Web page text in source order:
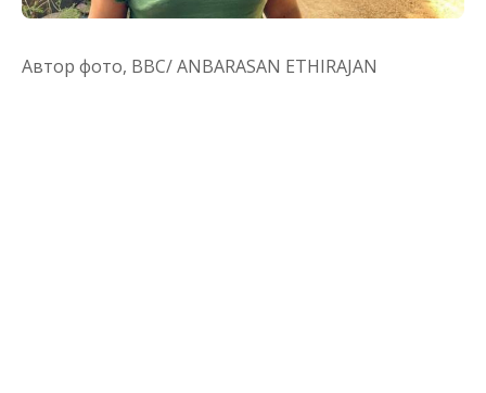
Автор фото, BBC/ ANBARASAN ETHIRAJAN